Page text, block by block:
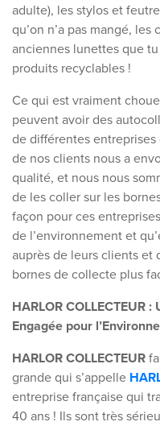
adulte), les stylos et
qu’on n’a pas mangé,
anciennes lunettes que
produits recyclables !
Ce qui est vraiment
peuvent avoir des
de différentes entreprises
de nos clients nous a
qualité, et nous nous
de les coller sur les
façon pour ces
de l’environnement et
auprès de leurs clients et
bornes de collecte plus
HARLOR COLLECTEUR
Engagée pour
HARLOR COLLECTEUR
grande qui s’appelle
entreprise française qui
40 ans ! Ils sont très